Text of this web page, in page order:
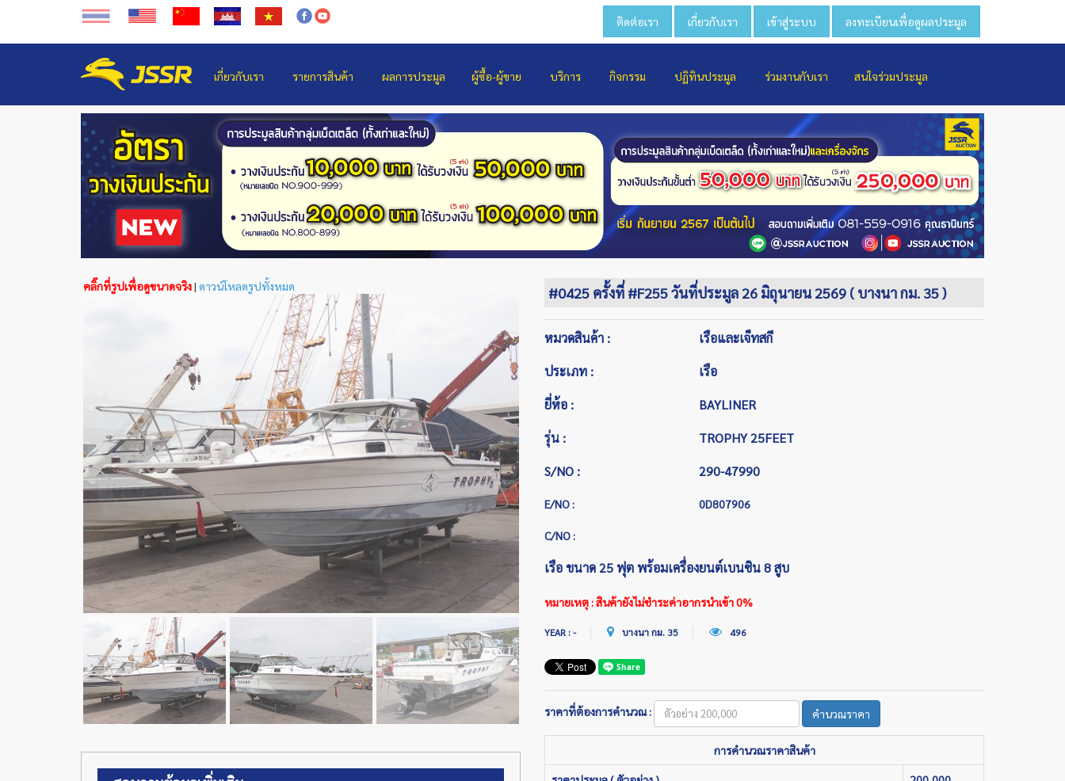
ติดต่อเรา เกี่ยวกับเรา เข้าสู่ระบบ ลงทะเบียนเพื่อดูผลประมูล
เกี่ยวกับเรา รายการสินค้า ผลการประมูล ผู้ซื้อ-ผู้ขาย บริการ กิจกรรม ปฏิทินประมูล ร่วมงานกับเรา สนใจร่วมประมูล
คลิ๊กที่รูปเพื่อดูขนาดจริง| ดาวน์โหลดรูปทั้งหมด #0425 ครั้งที่ #F255 วันที่ประมูล 26 มิถุนายน 2569 ( บางนา กม. 35 )
หมวดสินค้า :
เรือและเจ็ทสกี
ประเภท :
เรือ
ยี่ห้อ :
BAYLINER
รุ่น :
TROPHY 25FEET
S/NO :
290-47990
E/NO : 0D807906
C/NO :
เรือ ขนาด 25 ฟุต พร้อมเครื่องยนต์เบนซิน 8 สูบ
หมายเหตุ : สินค้ายังไม่ชำระค่าอากรนำเข้า 0%
YEAR : - บางนา กม. 35 496
ราคาที่ต้องการคำนวณ : คำนวณราคา
การคำนวณราคาสินค้า